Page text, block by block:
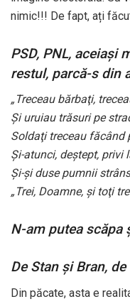
nimic!!! De fapt, ați
PSD, PNL, aceiași
restul, parcă-s din
„Treceau bărbaţi,
Şi uruiau trăsuri pe
Soldaţi treceau făcând
Şi-atunci, deştept, privi
Şi-şi duse pumnii
„Trei, Doamne, şi toţi
N-am putea scăpa
De Stan și Bran,
Din păcate, asta e